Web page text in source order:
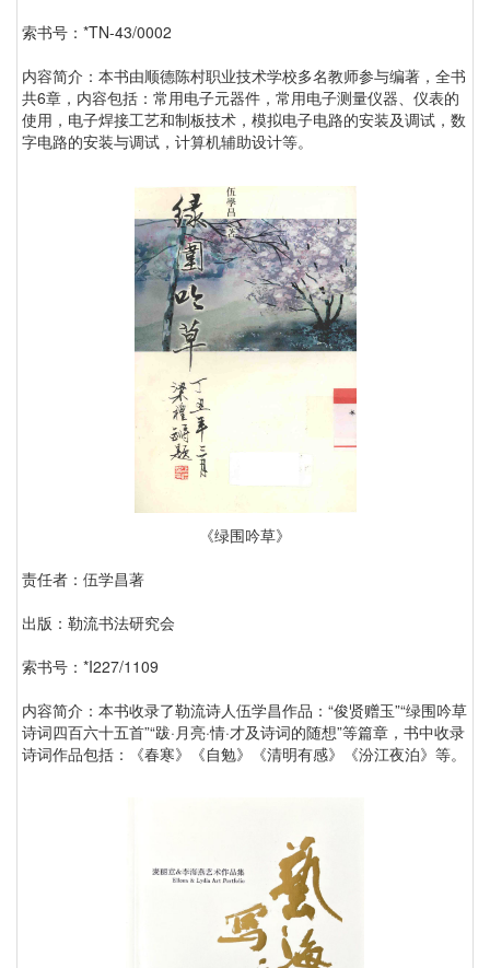
索书号：*TN-43/0002
内容简介：本书由顺德陈村职业技术学校多名教师参与编著，全书
共6章，内容包括：常用电子元器件，常用电子测量仪器、仪表的
使用，电子焊接工艺和制板技术，模拟电子电路的安装及调试，数
字电路的安装与调试，计算机辅助设计等。
《绿围吟草》
责任者：伍学昌著
出版：勒流书法研究会
索书号：*I227/1109
内容简介：本书收录了勒流诗人伍学昌作品：“俊贤赠玉”“绿围吟草
诗词四百六十五首”“跋·月亮·情·才及诗词的随想”等篇章，书中收录
诗词作品包括：《春寒》《自勉》《清明有感》《汾江夜泊》等。